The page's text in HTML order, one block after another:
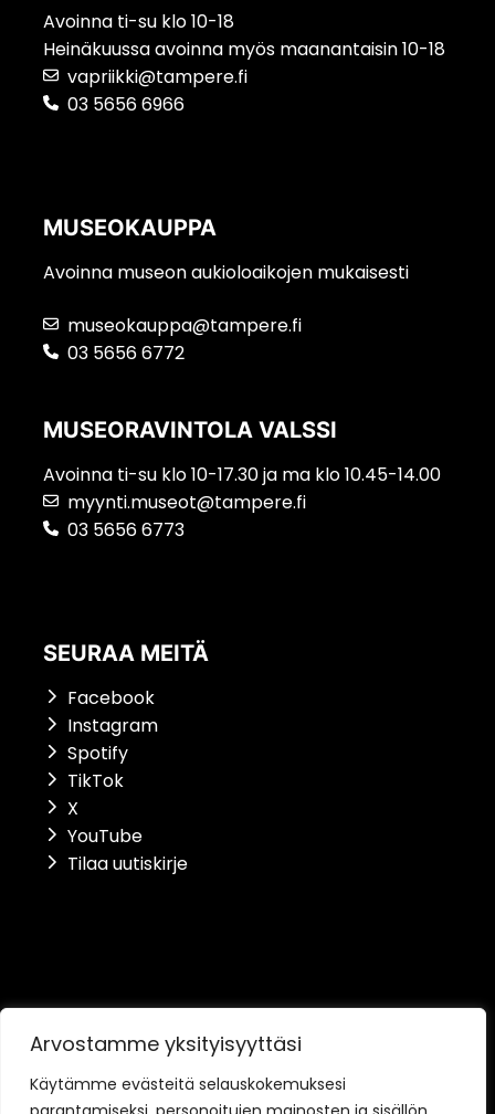
Arvostamme yksityisyyttäsi
Käytämme evästeitä selauskokemuksesi
Avoinna ti-su klo 10-18
Heinäkuussa avoinna myös maanantaisin 10-18
vapriikki@tampere.fi
03 5656 6966
MUSEOKAUPPA
Avoinna museon aukioloaikojen mukaisesti
museokauppa@tampere.fi
03 5656 6772
MUSEORAVINTOLA VALSSI
Avoinna ti-su klo 10-17.30 ja ma klo 10.45-14.00
myynti.museot@tampere.fi
03 5656 6773
SEURAA MEITÄ
Facebook
Instagram
Spotify
TikTok
X
YouTube
Tilaa uutiskirje
Saavutettavuusseloste
Tietosuojaseloste